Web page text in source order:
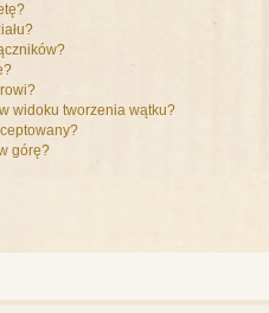
widoku tworzenia wątku?
górę?